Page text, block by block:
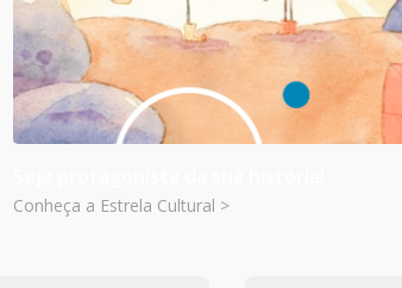
Conheça a Estrela Cultural >